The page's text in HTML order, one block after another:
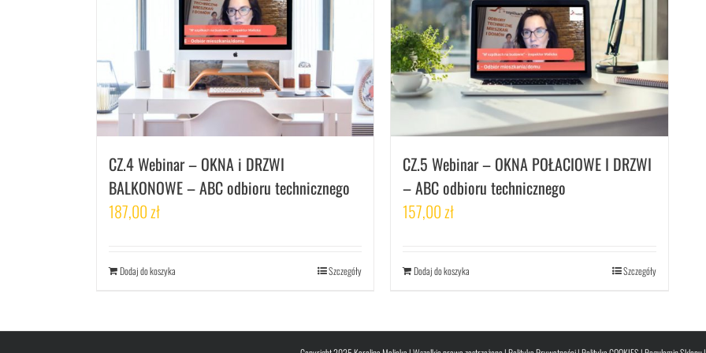
CZ.4 Webinar – OKNA i DRZWI
BALKONOWE – ABC odbioru technicznego
187,00zł
Dodaj do koszyka Szczegóły
CZ.5 Webinar – OKNA POŁACIOWE I DRZWI
– ABC odbioru technicznego
157,00zł
Dodaj do koszyka Szczegóły